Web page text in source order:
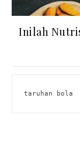
Inilah
taruhan bola